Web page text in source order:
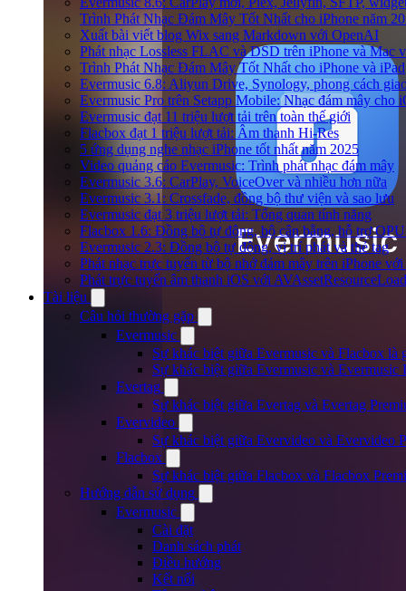
Trình Phát Nhạc Đám Mây Tốt Nhất cho iPhone năm
Xuất bài viết blog Wix sang Markdown với OpenAI
Phát nhạc Lossless FLAC và DSD trên iPhone và Mac
Trình Phát Nhạc Đám Mây Tốt Nhất cho iPhone và iPad
Evermusic 6.8: Aliyun Drive, Synology, phong cách
Evermusic Pro trên Setapp Mobile: Nhạc đám mây cho
Evermusic đạt 11 triệu lượt tải trên toàn thế giới
Flacbox đạt 1 triệu lượt tải: Âm thanh Hi-Res
5 ứng dụng nghe nhạc iPhone tốt nhất năm 2025
Video quảng cáo Evermusic: Trình phát nhạc đám mây
Evermusic 3.6: CarPlay, VoiceOver và nhiều hơn nữa
Evermusic 3.1: Crossfade, đồng bộ thư viện và sao lưu
Evermusic đạt 3 triệu lượt tải: Tổng quan tính năng
Flacbox 1.6: Đồng bộ tự động, bộ cân bằng, hỗ trợ
Evermusic 2.3: Đồng bộ tự động, vị trí phát và thẻ tag
Phát nhạc trực tuyến từ bộ nhớ đám mây trên iPhone
Phát trực tuyến âm thanh iOS với
Tài liệu
Câu hỏi thường gặp
Evermusic
Sự khác biệt giữa Evermusic và Flacbox là
Sự khác biệt giữa Evermusic và Evermusic
Evertag
Sự khác biệt giữa Evertag và Evertag
Evervideo
Sự khác biệt giữa Evervideo và Evervideo
Flacbox
Sự khác biệt giữa Flacbox và Flacbox
Hướng dẫn sử dụng
Evermusic
Cài đặt
Danh sách phát
Điều hướng
Kết nối